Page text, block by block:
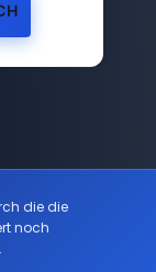
die die
noch